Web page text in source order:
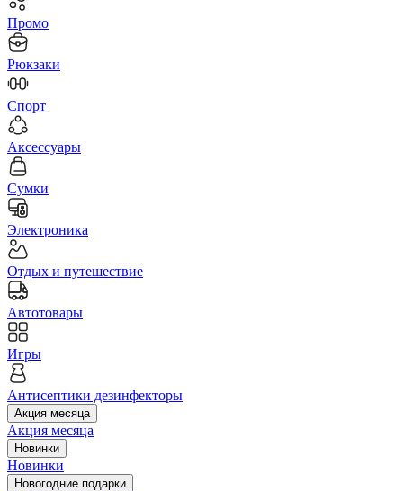
Промо
Рюкзаки
Спорт
Аксессуары
Сумки
Электроника
Отдых и путешествие
Автотовары
Игры
Антисептики дезинфекторы
Акция месяца
Акция месяца
Новинки
Новинки
Новогодние подарки